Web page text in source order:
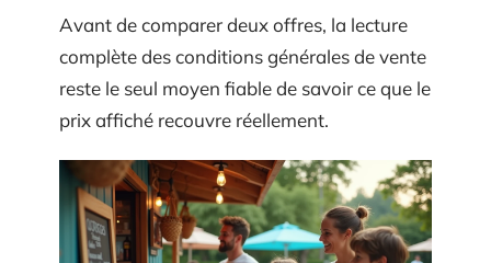
Avant de comparer deux offres, la lecture
complète des conditions générales de vente
reste le seul moyen fiable de savoir ce que le
prix affiché recouvre réellement.